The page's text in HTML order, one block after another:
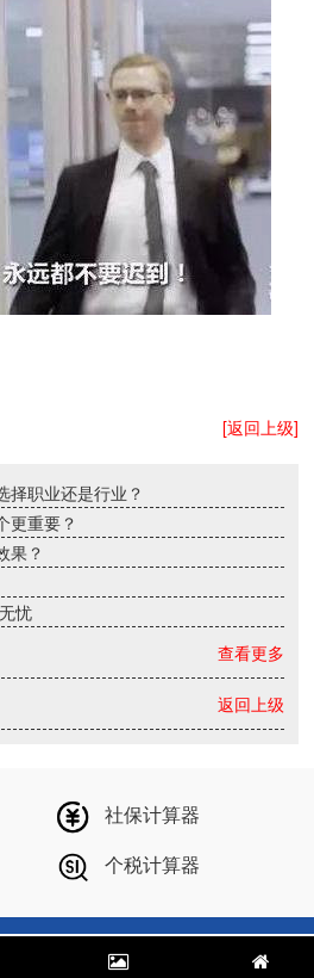
[返回上级]
择职业还是行业？
更重要？
果？
忧
查看更多
返回上级
社保计算器
个税计算器
财税咨询有限公司 All Rights Reserved